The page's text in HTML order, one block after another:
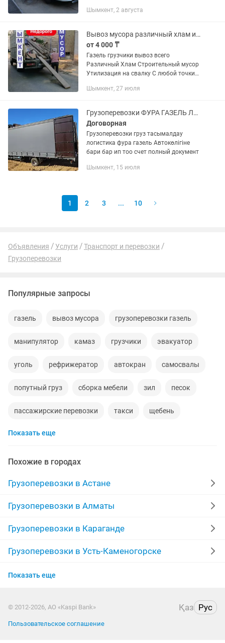
"под ключ", а именно, со всеми
Заключение...
Шымкент, 2 августа
Вывоз мусора различный хлам и строительный мусор. ВЫВОЗ МУСОРА ШЫМКЕНТ
от 4 000 ₸
Газель грузчики вывоз всего
Различный Хлам Строительный мусор
Утилизация на свалку С любой точки
мусора шымкент газель" "вывоз
Шымкент, 27 июля
Грузоперевозки ФУРА ГАЗЕЛЬ ЛОГИСТИКА званите хабарласыныз
Договорная
Грузоперевозки груз тасымалдау
логистика фура газель Автокөлігіне
бари бар ип тоо счет полный документ
Шымкент, 15 июля
1 2 3 ... 10
Объявления Услуги
Транспорт и перевозки
Грузоперевозки
Популярные запросы
газель вывоз мусора грузоперевозки газель
манипулятор камаз грузчики эвакуатор
уголь рефрижератор автокран самосвалы
попутный груз сборка мебели зил песок
пассажирские перевозки такси щебень
услуги трала
дороги длинномер мебельщик
вывоз строительного мусора
камаз самосвал услуги манипулятора
вывоз старой мебели грунт грузоперевозки
автосборка
Показать еще
Похожие в городах
Грузоперевозки в Астане
Грузоперевозки в Алматы
Грузоперевозки в Караганде
Грузоперевозки в Усть-Каменогорске
Грузоперевозки в Актобе
Грузоперевозки в Павлодаре
Показать еще
© 2012-2026, АО «Kaspi Bank» Қаз Рус
Пользовательское соглашение